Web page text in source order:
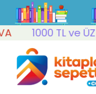
1000 TL ve ÜZERİ